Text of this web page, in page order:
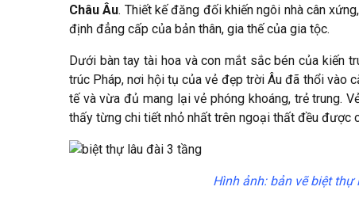
Châu Âu. Thiết kế đăng đối khiến ngôi nhà cân
định đẳng cấp của bản thân, gia thế của gia tộc.
Dưới bàn tay tài hoa và con mắt sắc bén của kiến
trúc Pháp, nơi hội tụ của vẻ đẹp trời Âu đã thổi vào
tế và vừa đủ mang lại vẻ phóng khoáng, trẻ trung.
thấy từng chi tiết nhỏ nhất trên ngoại thất đều được
Hình ảnh: bản vẽ biệt